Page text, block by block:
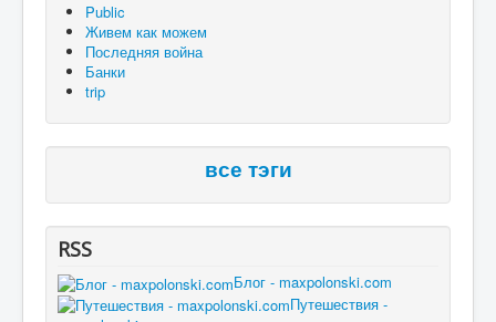
Public
Живем как можем
Последняя война
Банки
trip
все тэги
RSS
Блог - maxpolonski.com
Путешествия -